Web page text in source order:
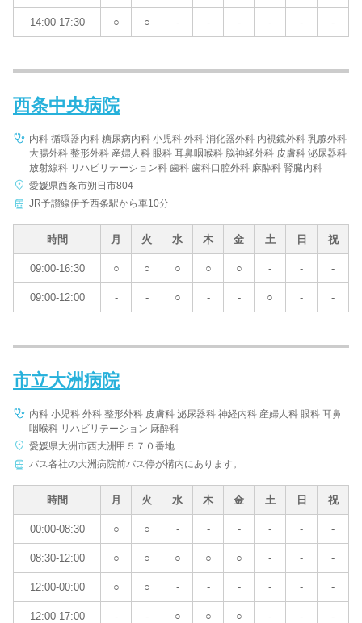
14:00-17:30 ○ ○ - - - - - -
西条中央病院
内科 循環器内科 糖尿病内科 小児科 外科 消化器外科 内視鏡外科 乳腺外科
大腸外科 整形外科 産婦人科 眼科 耳鼻咽喉科 脳神経外科 皮膚科 泌尿器科
放射線科 リハビリテーション科 歯科 歯科口腔外科 麻酔科 腎臓内科
愛媛県西条市朔日市804
JR予讃線伊予西条駅から車10分
時間 月 火 水 木 金 土 日 祝
09:00-16:30 ○ ○ ○ ○ ○ - - -
09:00-12:00 - - ○ - - ○ - -
市立大洲病院
内科 小児科 外科 整形外科 皮膚科 泌尿器科 神経内科 産婦人科 眼科 耳鼻
咽喉科 リハビリテーション 麻酔科
愛媛県大洲市西大洲甲５７０番地
バス各社の大洲病院前バス停が構内にあります。
時間 月 火 水 木 金 土 日 祝
00:00-08:30 ○ ○ - - - - - -
08:30-12:00 ○ ○ ○ ○ ○ - - -
12:00-00:00 ○ ○ - - - - - -
12:00-17:00 - - ○ ○ ○ - - -